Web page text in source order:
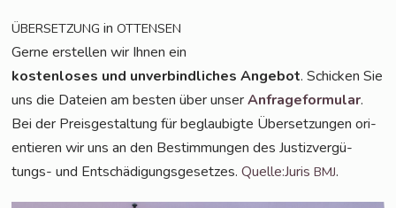
ÜBERSETZUNG inOTTENSEN
Ger­ne erstel­len wir Ihnen ein
kos­ten­lo­ses und unver­bind­li­ches Ange­bot. Schi­cken Sie
uns die Datei­en am bes­ten über unserAnfra­ge­for­mu­lar.
Bei der Preis­ge­stal­tung für beglau­big­te Über­set­zun­gen ori­
en­tie­ren wir uns an den Bestim­mun­gen des Jus­tiz­ver­gü­
tungs- und Ent­schä­di­gungs­ge­set­zes.Quelle:JurisBMJ.